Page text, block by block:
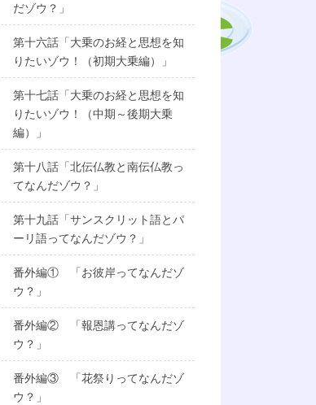
だゾウ？」
第十六話「大乗のお経と思想を知
りたいゾウ！（初期大乗編）」
第十七話「大乗のお経と思想を知
りたいゾウ！（中期～後期大乗
編）」
第十八話「北伝仏教と南伝仏教っ
てなんだゾウ？」
第十九話「サンスクリット語とパ
ーリ語ってなんだゾウ？」
番外編① 「お彼岸ってなんだゾ
ウ？」
番外編② 「報恩講ってなんだゾ
ウ？」
番外編③ 「花祭りってなんだゾ
ウ？」